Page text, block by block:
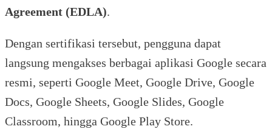
Agreement (EDLA).
Dengan sertifikasi tersebut, pengguna dapat
langsung mengakses berbagai aplikasi Google secara
resmi, seperti Google Meet, Google Drive, Google
Docs, Google Sheets, Google Slides, Google
Classroom, hingga Google Play Store.